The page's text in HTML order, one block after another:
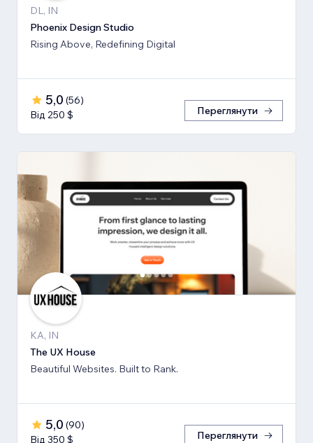
DL, IN
Phoenix Design Studio
Rising Above, Redefining Digital
5,0 (56)
Від 250 $
Переглянути
KA, IN
The UX House
Beautiful Websites. Built to Rank.
5,0 (90)
Від 350 $
Переглянути